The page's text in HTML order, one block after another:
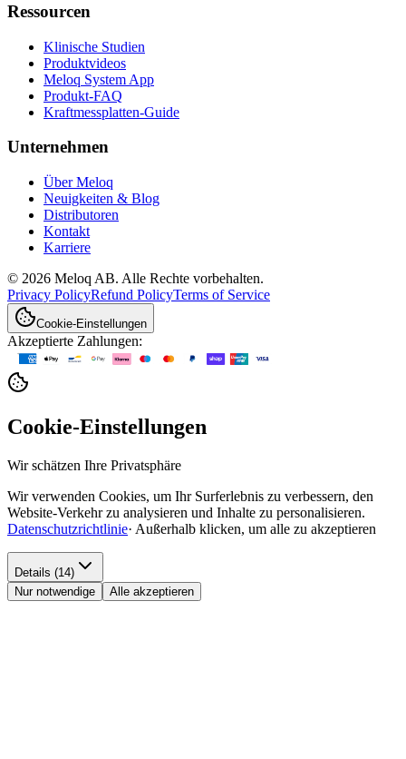
Ressourcen
Klinische Studien
Produktvideos
Meloq System App
Produkt-FAQ
Kraftmessplatten-Guide
Unternehmen
Über Meloq
Neuigkeiten & Blog
Distributoren
Kontakt
Karriere
© 2026 Meloq AB. Alle Rechte vorbehalten.
Privacy PolicyRefund PolicyTerms of Service
Cookie-Einstellungen
Akzeptierte Zahlungen:
Cookie-Einstellungen
Wir schätzen Ihre Privatsphäre
Wir verwenden Cookies, um Ihr Surferlebnis zu verbessern, den
Website-Verkehr zu analysieren und Inhalte zu personalisieren.
Datenschutzrichtlinie· Außerhalb klicken, um alle zu akzeptieren
Details (14)
Nur notwendige
Alle akzeptieren